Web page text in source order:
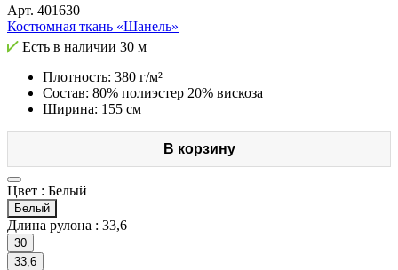
Арт. 401630
Костюмная ткань «Шанель»
Есть в наличии 30 м
Плотность: 380 г/м²
Состав: 80% полиэстер 20% вискоза
Ширина: 155 см
В корзину
Цвет : Белый
Белый
Длина рулона : 33,6
30
33,6